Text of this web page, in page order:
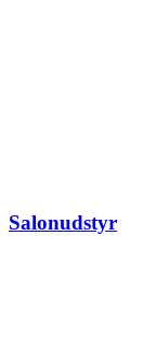
Salonudstyr